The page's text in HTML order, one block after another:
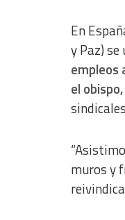
En
y Paz)
empleos
el
muros y